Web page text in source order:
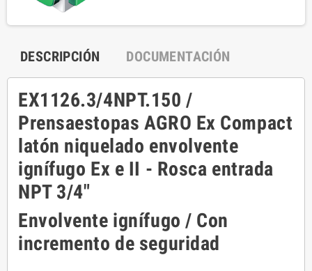
DESCRIPCIÓN DOCUMENTACIÓN
EX1126.3/4NPT.150 /
Prensaestopas AGRO Ex Compact
latón niquelado envolvente
ignífugo Ex e II - Rosca entrada
NPT 3/4"
Envolvente ignífugo / Con
incremento de seguridad